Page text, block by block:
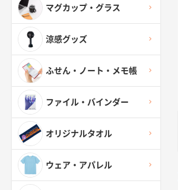
マグカップ・グラス
涼感グッズ
ふせん・ノート・メモ帳
ファイル・バインダー
オリジナルタオル
ウェア・アパレル